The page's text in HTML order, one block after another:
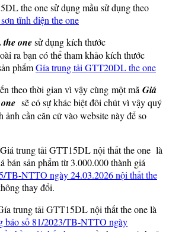
the one sử dụng mầu sử dụng theo
tĩnh điện the one
onesử dụng kích thước
ra bạn có thể tham khảo kích thước
phẩmGía trung tải GTT20DL the one
theo thời gian vì vậy cùng một mã Giá
sẽ có sự khác biệt đôi chút vì vậy quý
cần căn cứ vào website này để so
trung tải GTT15DL nội thất the one là
sản phẩm từ 3.000.000 thành giá
TB-NTTO ngày 24.03.2026 nội thất the
thay đổi.
trung tải GTT15DL nội thất the one là
báo số 81/2023/TB-NTTO ngày